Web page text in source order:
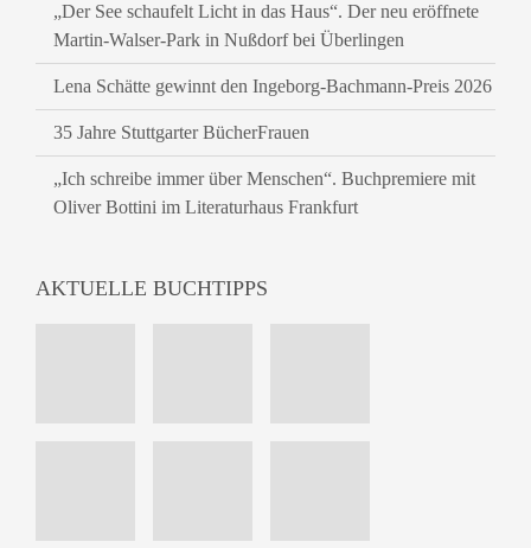
„Der See schaufelt Licht in das Haus“. Der neu eröffnete
Martin-Walser-Park in Nußdorf bei Überlingen
Lena Schätte gewinnt den Ingeborg-Bachmann-Preis 2026
35 Jahre Stuttgarter BücherFrauen
„Ich schreibe immer über Menschen“. Buchpremiere mit
Oliver Bottini im Literaturhaus Frankfurt
AKTUELLE BUCHTIPPS